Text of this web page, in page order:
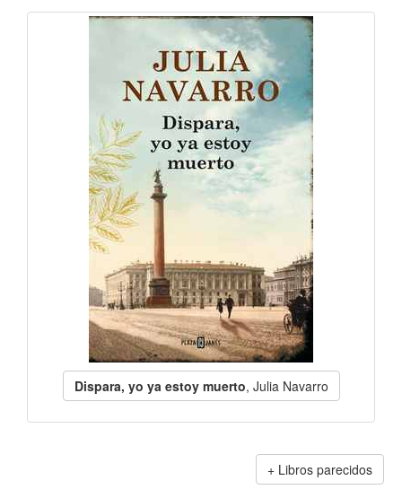
Dispara, yo ya estoy muerto, Julia Navarro
Libros parecidos